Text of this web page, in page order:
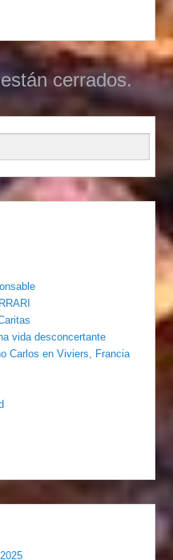
cerrados.
vida desconcertante
Carlos en Viviers, Francia